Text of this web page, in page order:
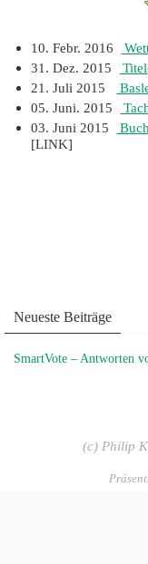
10. Febr. 2016
31. Dez. 2015
21. Juli 2015
05. Juni. 2015
03. Juni 2015
[LINK]
Neueste Beiträge
SmartVote – Antworten
(c) Philip